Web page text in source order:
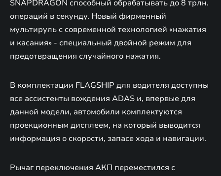
SNAPDRAGON способный обрабатывать до 8 трлн.
операций в секунду. Новый фирменный
мультируль с современной технологией «нажатия
и касания» - специальный двойной режим для
предотвращения случайного нажатия.
В комплектации FLAGSHIP для водителя доступны
все ассистенты вождения ADAS и, впервые для
данной модели, автомобили комплектуются
проекционным дисплеем, на который выводится
информация о скорости, запасе хода и навигации.
Рычаг переключения АКП переместился с